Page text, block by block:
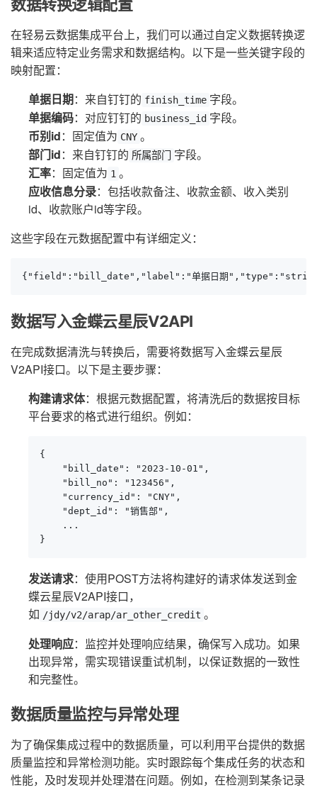
数据转换逻辑配置
在轻易云数据集成平台上，我们可以通过自定义数据转换逻
辑来适应特定业务需求和数据结构。以下是一些关键字段的
映射配置：
单据日期：来自钉钉的 finish_time 字段。
单据编码：对应钉钉的 business_id 字段。
币别id：固定值为 CNY 。
部门id：来自钉钉的 所属部门
字段。
汇率：固定值为 1 。
应收信息分录：包括收款备注、收款金额、收入类别
id、收款账户id等字段。
这些字段在元数据配置中有详细定义：
{"field":"bill_date","label":"单据日期
数据写入金蝶云星辰V2API
在完成数据清洗与转换后，需要将数据写入金蝶云星辰
V2API接口。以下是主要步骤：
构建请求体：根据元数据配置，将清洗后的数据按目标
平台要求的格式进行组织。例如：
{
    "bill_date": "2023-10-01",
    "bill_no": "123456",
    "currency_id": "CNY",
    "dept_id": "销售部",
    ...
}
发送请求：使用POST方法将构建好的请求体发送到金
蝶云星辰V2API接口，
如 /jdy/v2/arap/ar_other_credit 。
处理响应：监控并处理响应结果，确保写入成功。如果
出现异常，需实现错误重试机制，以保证数据的一致性
和完整性。
数据质量监控与异常处理
为了确保集成过程中的数据质量，可以利用平台提供的数据
质量监控和异常检测功能。实时跟踪每个集成任务的状态和
性能，及时发现并处理潜在问题。例如，在检测到某条记录